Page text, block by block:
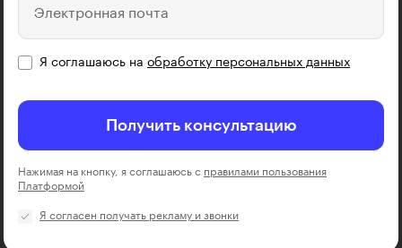
Электронная почта
Я соглашаюсь на обработку персональных данных
Получить консультацию
Нажимая на кнопку, я соглашаюсь с правилами пользования
Платформой
Я согласен получать рекламу и звонки